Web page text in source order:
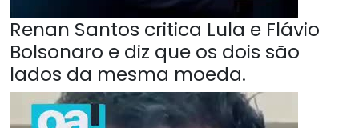
Renan Santos critica Lula e Flávio
Bolsonaro e diz que os dois são
lados da mesma moeda.